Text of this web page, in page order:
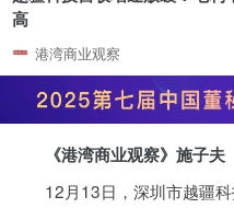
为你推荐
星、平安、腾讯、比亚迪、碧
等66位超级商业巨头未来产
11-01
高
港湾商业观察
《港湾商业观察》施子夫
12月13日，深圳市越疆科